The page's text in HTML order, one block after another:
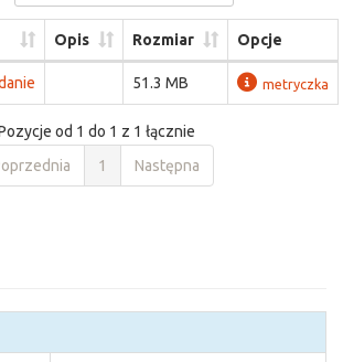
Opis Rozmiar Opcje
51.3 MB metryczka
od 1 do 1 z 1 łącznie
1 Następna